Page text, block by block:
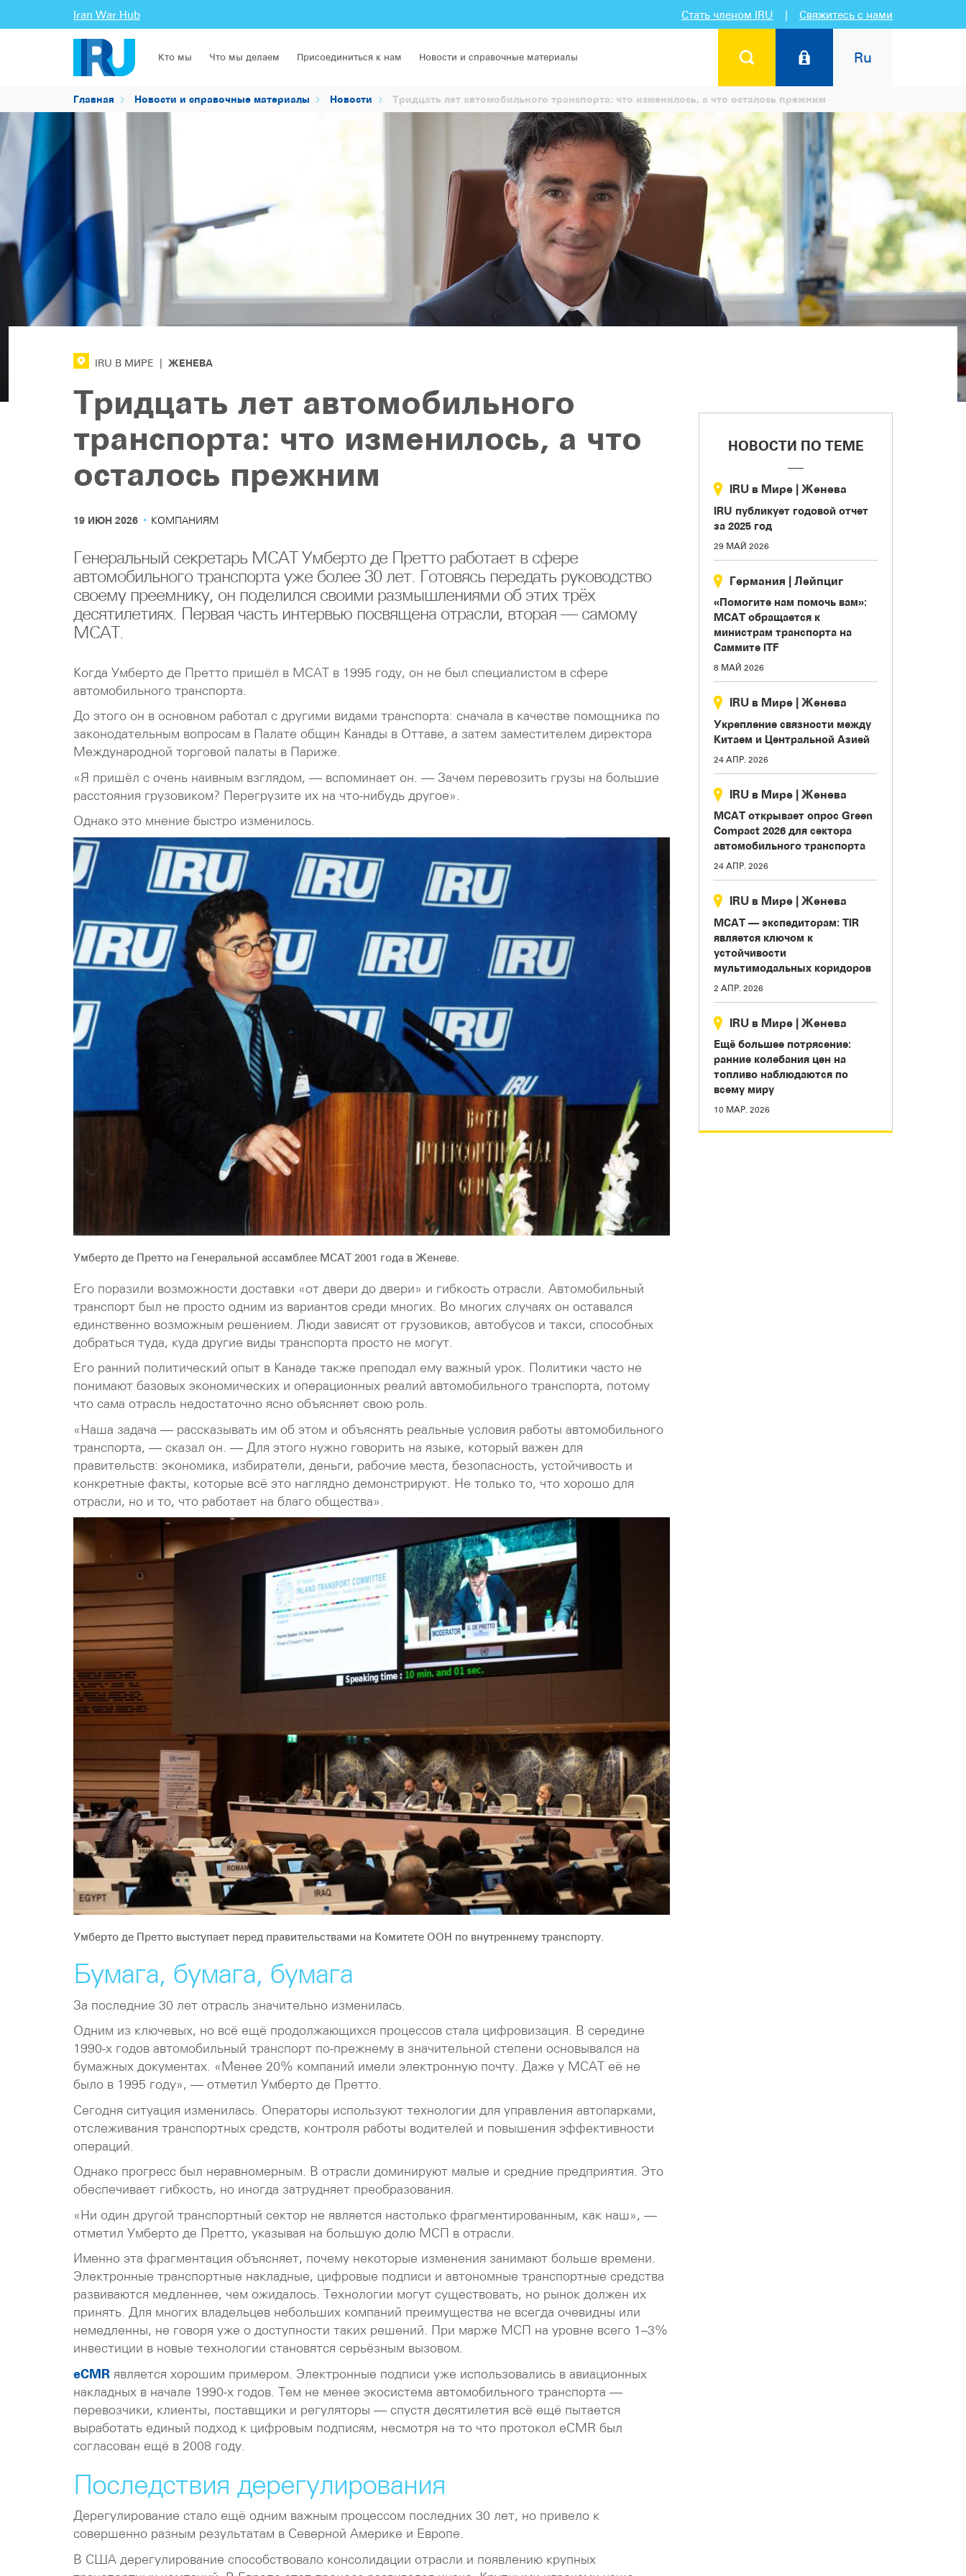
Iran War Hub Стать членом IRU | Свяжитесь с нами
Ru
Кто мы Что мы делаем Присоединиться к нам Новости и справочные материалы
Главная Новости и справочные материалы Новости Тридцать лет автомобильного транспорта: что изменилось, а что осталось прежним
IRU В МИРЕ ЖЕНЕВА
Тридцать лет автомобильного
транспорта: что изменилось, а что
осталось прежним
19 ИЮН 2026 · КОМПАНИЯМ
Генеральный секретарь МСАТ Умберто де Претто работает в сфере
автомобильного транспорта уже более 30 лет. Готовясь передать руководство
своему преемнику, он поделился своими размышлениями об этих трёх
десятилетиях. Первая часть интервью посвящена отрасли, вторая — самому
МСАТ.
Когда Умберто де Претто пришёл в МСАТ в 1995 году, он не был специалистом в сфере
автомобильного транспорта.
До этого он в основном работал с другими видами транспорта: сначала в качестве помощника по
законодательным вопросам в Палате общин Канады в Оттаве, а затем заместителем директора
Международной торговой палаты в Париже.
«Я пришёл с очень наивным взглядом, — вспоминает он. — Зачем перевозить грузы на большие
расстояния грузовиком? Перегрузите их на что-нибудь другое».
Однако это мнение быстро изменилось.
Умберто де Претто на Генеральной ассамблее МСАТ 2001 года в Женеве.
Его поразили возможности доставки «от двери до двери» и гибкость отрасли. Автомобильный
транспорт был не просто одним из вариантов среди многих. Во многих случаях он оставался
единственно возможным решением. Люди зависят от грузовиков, автобусов и такси, способных
добраться туда, куда другие виды транспорта просто не могут.
Его ранний политический опыт в Канаде также преподал ему важный урок. Политики часто не
понимают базовых экономических и операционных реалий автомобильного транспорта, потому
что сама отрасль недостаточно ясно объясняет свою роль.
«Наша задача — рассказывать им об этом и объяснять реальные условия работы автомобильного
транспорта, — сказал он. — Для этого нужно говорить на языке, который важен для
правительств: экономика, избиратели, деньги, рабочие места, безопасность, устойчивость и
конкретные факты, которые всё это наглядно демонстрируют. Не только то, что хорошо для
отрасли, но и то, что работает на благо общества».
Умберто де Претто выступает перед правительствами на Комитете ООН по внутреннему транспорту.
Бумага, бумага, бумага
За последние 30 лет отрасль значительно изменилась.
Одним из ключевых, но всё ещё продолжающихся процессов стала цифровизация. В середине
1990-х годов автомобильный транспорт по-прежнему в значительной степени основывался на
бумажных документах. «Менее 20% компаний имели электронную почту. Даже у МСАТ её не
было в 1995 году», — отметил Умберто де Претто.
Сегодня ситуация изменилась. Операторы используют технологии для управления автопарками,
отслеживания транспортных средств, контроля работы водителей и повышения эффективности
операций.
Однако прогресс был неравномерным. В отрасли доминируют малые и средние предприятия. Это
обеспечивает гибкость, но иногда затрудняет преобразования.
«Ни один другой транспортный сектор не является настолько фрагментированным, как наш», —
отметил Умберто де Претто, указывая на большую долю МСП в отрасли.
Именно эта фрагментация объясняет, почему некоторые изменения занимают больше времени.
Электронные транспортные накладные, цифровые подписи и автономные транспортные средства
развиваются медленнее, чем ожидалось. Технологии могут существовать, но рынок должен их
принять. Для многих владельцев небольших компаний преимущества не всегда очевидны или
немедленны, не говоря уже о доступности таких решений. При марже МСП на уровне всего 1–3%
инвестиции в новые технологии становятся серьёзным вызовом.
eCMR является хорошим примером. Электронные подписи уже использовались в авиационных
накладных в начале 1990-х годов. Тем не менее экосистема автомобильного транспорта —
перевозчики, клиенты, поставщики и регуляторы — спустя десятилетия всё ещё пытается
выработать единый подход к цифровым подписям, несмотря на то что протокол eCMR был
согласован ещё в 2008 году.
Последствия дерегулирования
Дерегулирование стало ещё одним важным процессом последних 30 лет, но привело к
совершенно разным результатам в Северной Америке и Европе.
В США дерегулирование способствовало консолидации отрасли и появлению крупных
НОВОСТИ ПО ТЕМЕ
IRU в Мире | Женева
IRU публикует годовой отчет
за 2025 год
29 МАЙ 2026
Германия | Лейпциг
«Помогите нам помочь вам»:
МСАТ обращается к
министрам транспорта на
Саммите ITF
8 МАЙ 2026
IRU в Мире | Женева
Укрепление связности между
Китаем и Центральной Азией
24 АПР. 2026
IRU в Мире | Женева
МСАТ открывает опрос Green
Compact 2026 для сектора
автомобильного транспорта
24 АПР. 2026
IRU в Мире | Женева
МСАТ — экспедиторам: TIR
является ключом к
устойчивости
мультимодальных коридоров
2 АПР. 2026
IRU в Мире | Женева
Ещё большее потрясение:
ранние колебания цен на
топливо наблюдаются по
всему миру
10 МАР. 2026